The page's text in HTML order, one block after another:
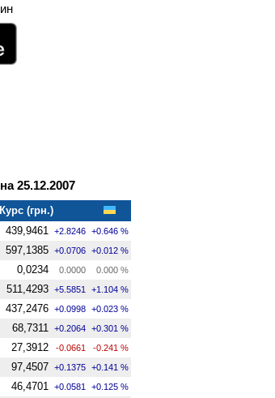
25.12.2007
Курс (грн.)
439,9461 +2.8246 +0.646 %
597,1385 +0.0706 +0.012 %
0,0234 0.0000 0.000 %
511,4293 +5.5851 +1.104 %
437,2476 +0.0998 +0.023 %
68,7311 +0.2064 +0.301 %
27,3912 -0.0661 -0.241 %
97,4507 +0.1375 +0.141 %
46,4701 +0.0581 +0.125 %